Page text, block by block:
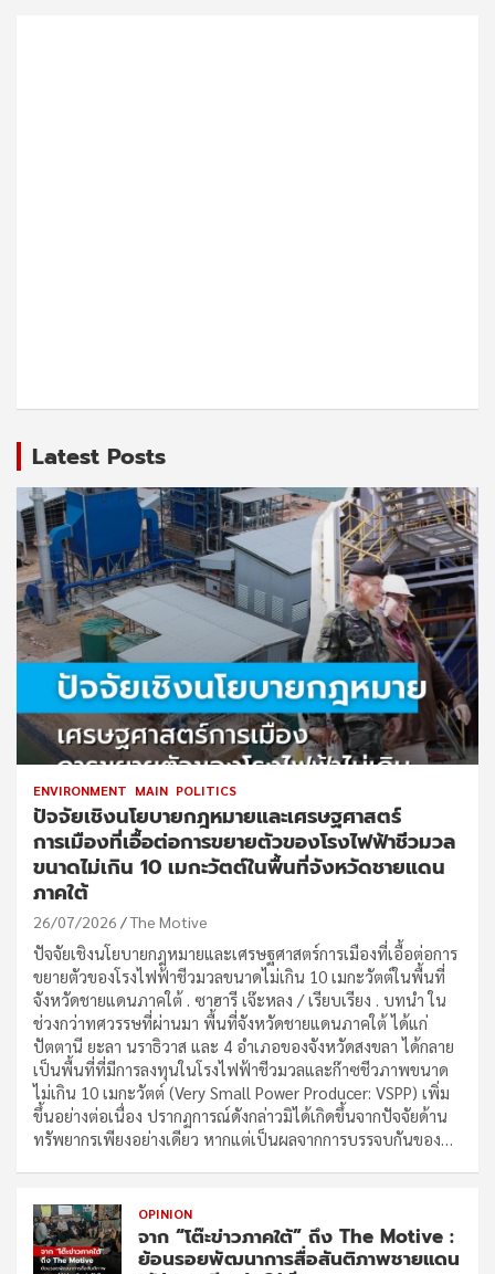
Latest Posts
ENVIRONMENT MAIN POLITICS
ปัจจัยเชิงนโยบายกฎหมายและเศรษฐศาสตร์
การเมืองที่เอื้อต่อการขยายตัวของโรงไฟฟ้าชีวมวล
ขนาดไม่เกิน 10 เมกะวัตต์ในพื้นที่จังหวัดชายแดน
ภาคใต้
26/07/2026 The Motive
ปัจจัยเชิงนโยบายกฎหมายและเศรษฐศาสตร์การเมืองที่เอื้อต่อการ
ขยายตัวของโรงไฟฟ้าชีวมวลขนาดไม่เกิน 10 เมกะวัตต์ในพื้นที่
จังหวัดชายแดนภาคใต้ . ซาฮารี เจ๊ะหลง / เรียบเรียง . บทนำ ใน
ช่วงกว่าทศวรรษที่ผ่านมา พื้นที่จังหวัดชายแดนภาคใต้ ได้แก่
ปัตตานี ยะลา นราธิวาส และ 4 อำเภอของจังหวัดสงขลา ได้กลาย
เป็นพื้นที่ที่มีการลงทุนในโรงไฟฟ้าชีวมวลและก๊าซชีวภาพขนาด
ไม่เกิน 10 เมกะวัตต์ (Very Small Power Producer: VSPP) เพิ่ม
ขึ้นอย่างต่อเนื่อง ปรากฏการณ์ดังกล่าวมิได้เกิดขึ้นจากปัจจัยด้าน
ทรัพยากรเพียงอย่างเดียว หากแต่เป็นผลจากการบรรจบกันของ…
OPINION
จาก “โต๊ะข่าวภาคใต้” ถึง The Motive :
ย้อนรอยพัฒนาการสื่อสันติภาพชายแดน